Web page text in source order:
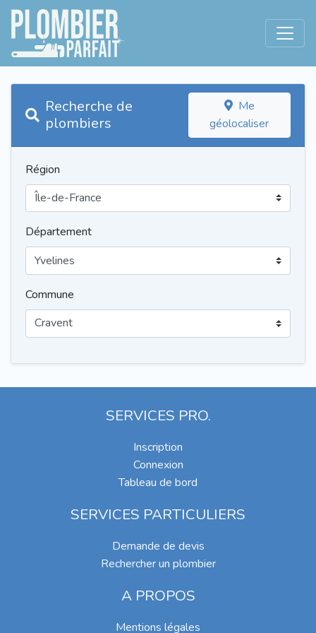
Recherche de
plombiers
Me
géolocaliser
Région
Département
Commune
SERVICES PRO.
Inscription
Connexion
Tableau de bord
SERVICES PARTICULIERS
Demande de devis
Rechercher un plombier
A PROPOS
Mentions légales